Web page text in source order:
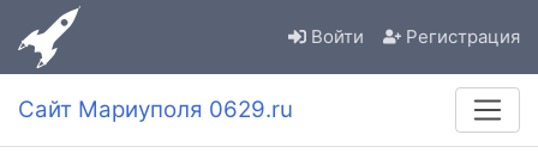
Войти Регистрация
Сайт Мариуполя 0629.ru